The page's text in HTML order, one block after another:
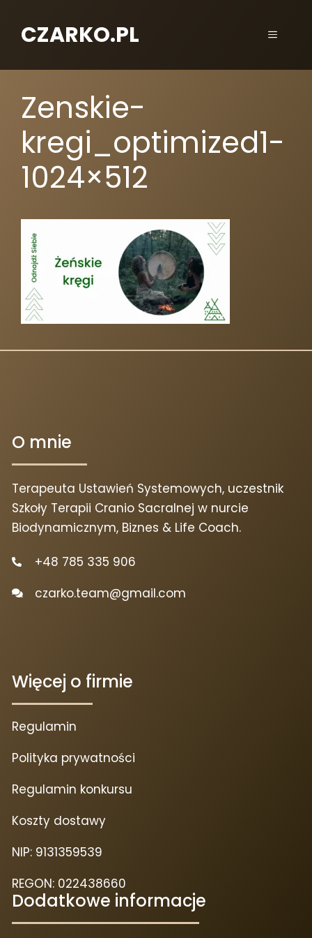
CZARKO.PL
Zenskie-
kregi_optimized1-
1024×512
O mnie
Terapeuta Ustawień Systemowych, uczestnik
Szkoły Terapii Cranio Sacralnej w nurcie
Biodynamicznym, Biznes & Life Coach.
+48 785 335 906
czarko.team@gmail.com
Więcej o firmie
Regulamin
Polityka prywatności
Regulamin konkursu
Koszty dostawy
NIP: 9131359539
REGON: 022438660
Dodatkowe informacje